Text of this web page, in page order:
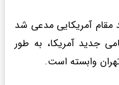
مقام‌ آمریکایی مدعی شد
جدید آمریکا، به طور
وابسته است.